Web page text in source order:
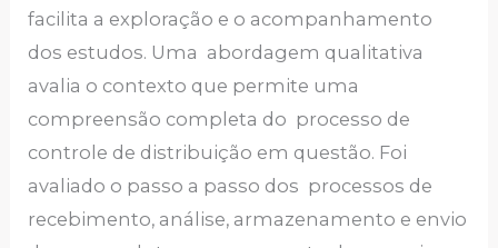
facilita a exploração e o acompanhamento
dos estudos. Uma abordagem qualitativa
avalia o contexto que permite uma
compreensão completa do processo de
controle de distribuição em questão. Foi
avaliado o passo a passo dos processos de
recebimento, análise, armazenamento e envio